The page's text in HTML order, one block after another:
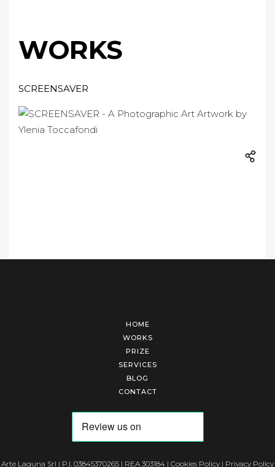
WORKS
SCREENSAVER
HOME
WORKS
PRIZE
SERVICES
BLOG
CONTACT
Arte Laguna Srl | P.I. 03845370265 | REA 303184 | Cookies Policy | Privacy Policy